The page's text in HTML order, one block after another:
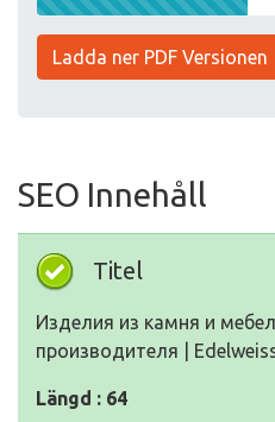
Ladda ner PDF Versionen
SEO Innehåll
Titel
Изделия из камня и
производителя |
Längd : 64